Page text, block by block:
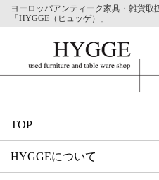
ヨーロッパアンティーク家具・雑貨
「HYGGE（ヒュッゲ）」
TOP
HYGGEについて